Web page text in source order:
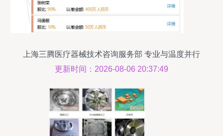
上海三腾医疗器械技术咨询服务部 专业与温度并行
的技术服务伙伴
更新时间：2026-08-06 20:37:49